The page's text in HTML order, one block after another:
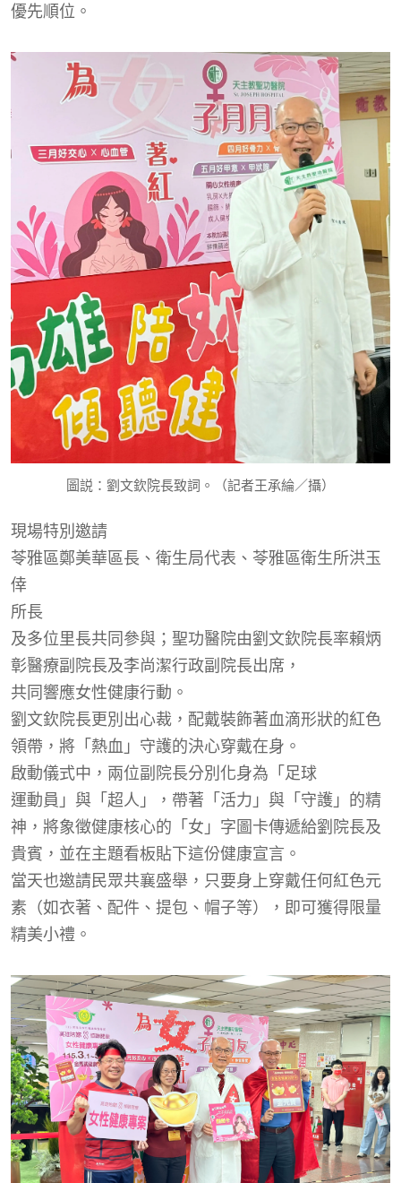
優先順位。
圖説：劉文欽院長致詞。（記者王承綸／攝）
現場特別邀請
苓雅區鄭美華區長、衛生局代表、苓雅區衛生所洪玉
倖
所長
及多位里長共同參與；聖功醫院由劉文欽院長率賴炳
彰醫療副院長及李尚潔行政副院長出席，
共同響應女性健康行動 。
劉文欽院長更別出心裁，配戴裝飾著血滴形狀的紅色
領帶，將「熱血」守護的決心穿戴在身。
啟動儀式中，兩位副院長分別化身為「 足球
運動員」與「超人」，帶著「活力」與「守護」的精
神，將象徵健康核心的「女」字圖卡傳遞給劉院長及
貴賓，並在主題看板貼下這份健康宣言。
當天也邀請民眾共襄盛舉，只要身上穿戴任何紅色元
素（如衣著、配件、提包、帽子等），即可獲得限量
精美小禮。